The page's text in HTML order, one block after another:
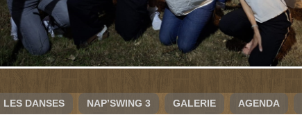
LES DANSES NAP’SWING 3 GALERIE AGENDA